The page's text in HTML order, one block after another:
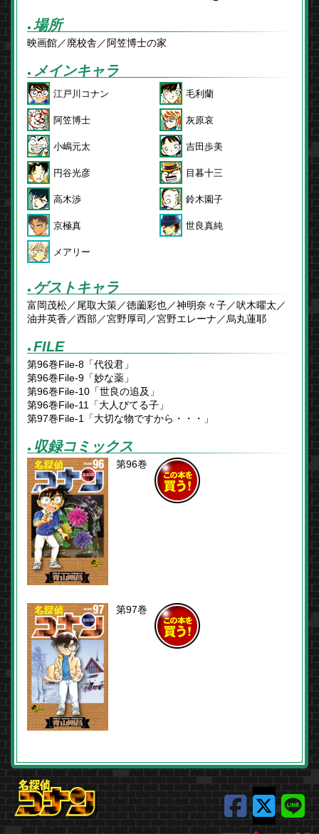
● FILE
第96巻File‐8「代役君」
第96巻File-9「妙な薬」
第96巻File-10「世良の追及」
第96巻File-11「大人びてる子」
第97巻File-1「大切な物ですから・・・」
● メインキャラ
江戸川コナン 毛利蘭
阿笠博士 灰原哀
小嶋元太 吉田歩美
円谷光彦 目暮十三
高木渉 鈴木園子
京極真 世良真純
メアリー
● 場所
映画館／廃校舎／阿笠博士の家
● ゲストキャラ
富岡茂松／尾取大策／徳薗彩也／神明奈々子／吠木曜太／
油井英香／西部／宮野厚司／宮野エレーナ／烏丸蓮耶
● 収録コミックス
第96巻
第97巻